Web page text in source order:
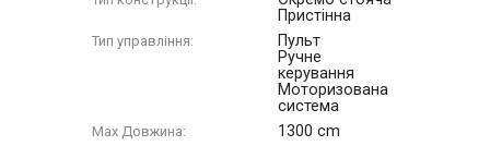
Пристінна
Тип управління:
Пульт
Ручне
керування
Моторизована
система
Max Довжина: 1300 cm